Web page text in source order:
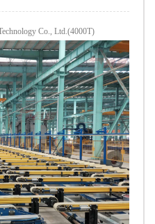
Co., Ltd.(4000T)